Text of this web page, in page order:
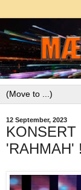
12 September, 2023
'RAHMAH'